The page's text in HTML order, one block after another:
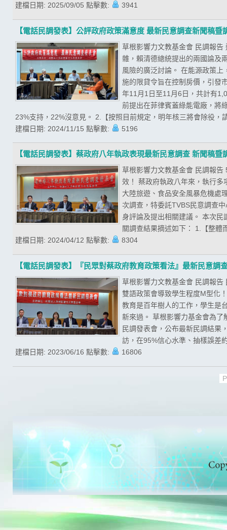
建檔日期: 2025/09/05 點擊數: 3941
【電話民調發表】公評政府政策滿意度 最新民意調查新聞稿暨
草根影響力文教基金會 民調報
雜，賴清德總統提出的兩國論及
風險的廣泛討論。 在能源政策
施的限貸令旨在控制房價，引發
年11月1日至11月6日，共計有
前提出在菲律賓蓋綠能電廠，將
23%支持，22%沒意見。 2.【按照目前規定，明年核三將會除役
建檔日期: 2024/11/15 點擊數: 5196
【電話民調發表】蔡政府八年執政表現最新民意調查 新聞稿暨
草根影響力文教基金會 民調報
效！ 蔡政府執政八年來，執行
大陸旅遊、食品安全風暴危機處
次調查，特委託TVBS民意調查
身評論及提出相關建議。 本次
關調查結果摘述如下： 1.【整
建檔日期: 2024/04/12 點擊數: 8304
【電話民調發表】『民眾對蔡政府教育政策看法』最新民意調
草根影響力文教基金會 民調報
雙語政策會導致學生程度M型化
教育是百年樹人的工作，學生是
新來過。 草根影響力基金會為了
民調發表會，公布最新民調結果
訪，在95%信心水準、抽樣誤差
建檔日期: 2023/06/16 點擊數: 16806